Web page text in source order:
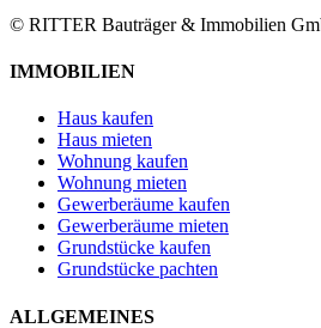
© RITTER Bauträger & Immobilien
IMMOBILIEN
Haus kaufen
Haus mieten
Wohnung kaufen
Wohnung mieten
Gewerberäume kaufen
Gewerberäume mieten
Grundstücke kaufen
Grundstücke pachten
ALLGEMEINES